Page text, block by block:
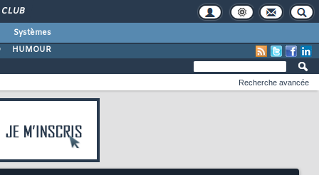
CLUB
Systèmes
HUMOUR
Recherche avancée